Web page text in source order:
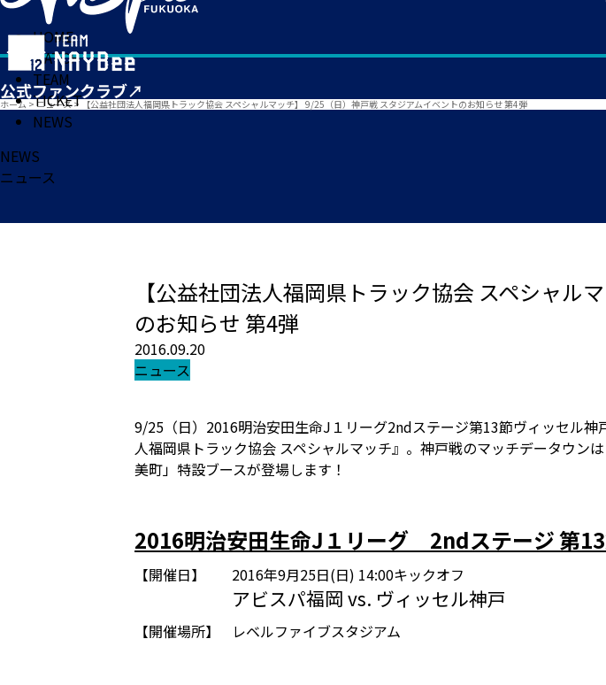
HOME
MATCH
TEAM
TICKET
NEWS
ホーム > ニュース> 【公益社団法人福岡県トラック協会 スペシャルマッチ】 9/25（日）神戸戦 スタジアムイベントのお知らせ 第4弾
NEWS
ニュース
【公益社団法人福岡県トラック協会 スペシャル
のお知らせ 第4弾
2016.09.20
ニュース
9/25（日）2016明治安田生命J１リーグ2ndステージ第13節ヴィッセル
人福岡県トラック協会 スペシャルマッチ』。神戸戦のマッチデータウン
美町」特設ブースが登場します！
2016明治安田生命J１リーグ 2ndステージ 第
【開催日】 2016年9月25日(日) 14:00キックオフ
アビスパ福岡 vs. ヴィッセル神戸
【開催場所】 レベルファイブスタジアム